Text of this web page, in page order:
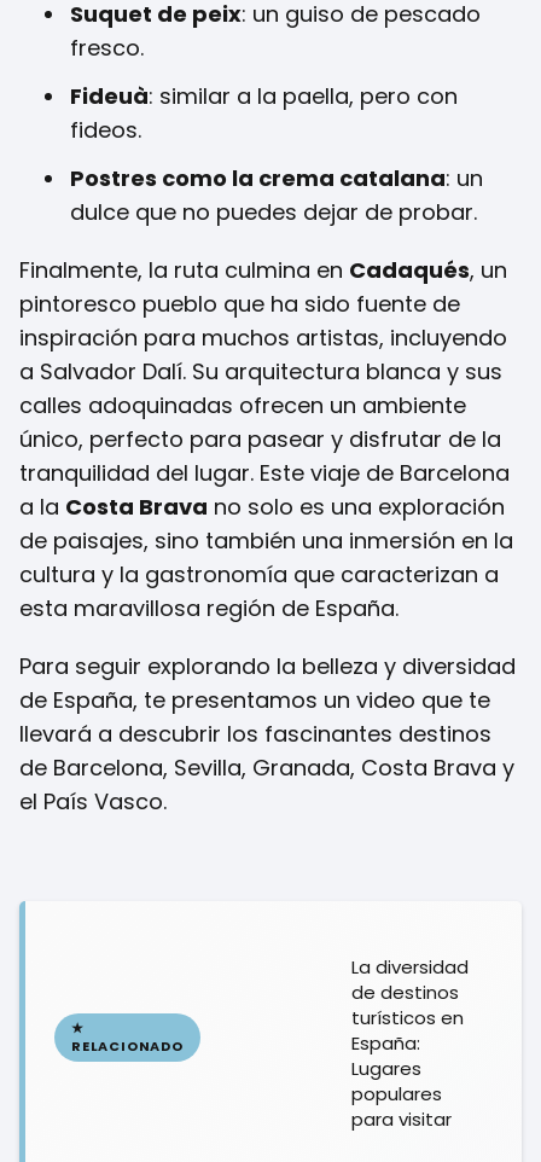
Suquet de peix: un guiso de pescado
fresco.
Fideuà: similar a la paella, pero con
fideos.
Postres como la crema catalana: un
dulce que no puedes dejar de probar.
Finalmente, la ruta culmina en Cadaqués, un
pintoresco pueblo que ha sido fuente de
inspiración para muchos artistas, incluyendo
a Salvador Dalí. Su arquitectura blanca y sus
calles adoquinadas ofrecen un ambiente
único, perfecto para pasear y disfrutar de la
tranquilidad del lugar. Este viaje de Barcelona
a la Costa Brava no solo es una exploración
de paisajes, sino también una inmersión en la
cultura y la gastronomía que caracterizan a
esta maravillosa región de España.
Para seguir explorando la belleza y diversidad
de España, te presentamos un video que te
llevará a descubrir los fascinantes destinos
de Barcelona, Sevilla, Granada, Costa Brava y
el País Vasco.
La diversidad
de destinos
turísticos en
España:
Lugares
populares
para visitar